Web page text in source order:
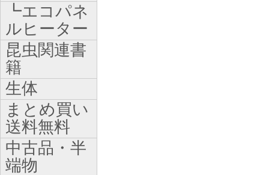
┗エコパネ
ルヒーター
昆虫関連書
籍
生体
まとめ買い
送料無料
中古品・半
端物